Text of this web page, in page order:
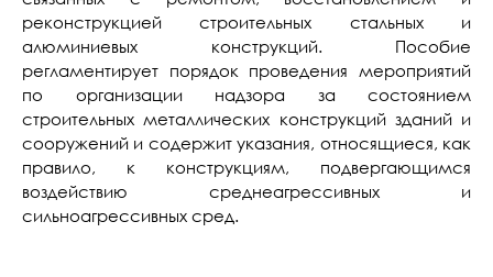
реконструкцией строительных стальных и
алюминиевых конструкций. Пособие
регламентирует порядок проведения мероприятий
по организации надзора за состоянием
строительных металлических конструкций зданий и
сооружений и содержит указания, относящиеся, как
правило, к конструкциям, подвергающимся
воздействию среднеагрессивных и
сильноагрессивных сред.